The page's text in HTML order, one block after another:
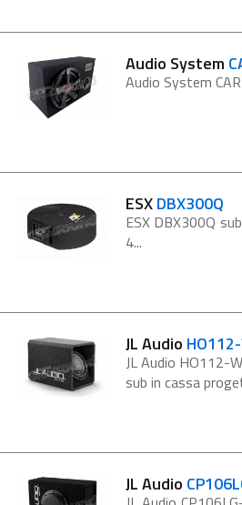
Audio System
Audio System
ESXDBX300Q
ESX DBX300Q
4...
JL Audio
JL Audio HO112-
sub in cassa
JL Audio